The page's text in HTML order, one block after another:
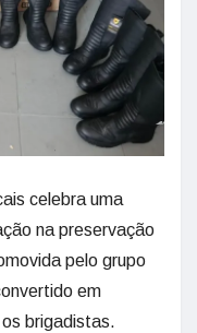
celebra uma
na preservação
pelo grupo
em
brigadistas.